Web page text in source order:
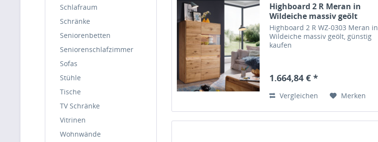
Schlafraum
Schränke
Seniorenbetten
Seniorenschlafzimmer
Sofas
Stühle
Tische
TV Schränke
Vitrinen
Wohnwände
Highboard 2 R Meran in
Wildeiche massiv geölt
Highboard 2 R WZ-0303 Meran in
Wildeiche massiv geölt, günstig
kaufen
1.664,84 € *
Vergleichen Merken